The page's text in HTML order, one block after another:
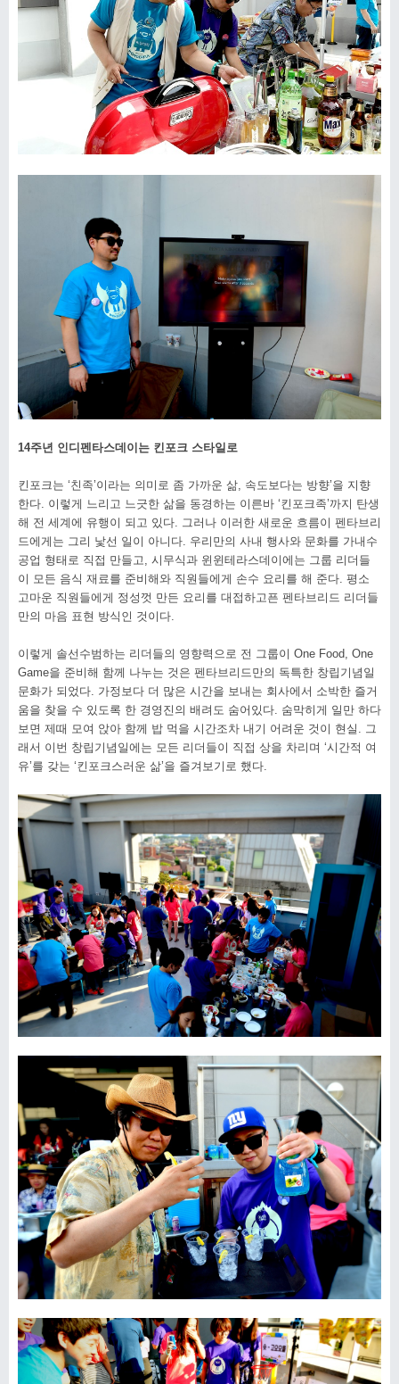
14주년 인디펜타스데이는 킨포크 스타일로
킨포크는 ‘친족’이라는 의미로 좀 가까운 삶, 속도보다는 방향’을 지향
한다. 이렇게 느리고 느긋한 삶을 동경하는 이른바 ‘킨포크족’까지 탄생
해 전 세계에 유행이 되고 있다. 그러나 이러한 새로운 흐름이 펜타브리
드에게는 그리 낯선 일이 아니다. 우리만의 사내 행사와 문화를 가내수
공업 형태로 직접 만들고, 시무식과 윈윈테라스데이에는 그룹 리더들
이 모든 음식 재료를 준비해와 직원들에게 손수 요리를 해 준다. 평소
고마운 직원들에게 정성껏 만든 요리를 대접하고픈 펜타브리드 리더들
만의 마음 표현 방식인 것이다.
이렇게 솔선수범하는 리더들의 영향력으로 전 그룹이 One Food, One
Game을 준비해 함께 나누는 것은 펜타브리드만의 독특한 창립기념일
문화가 되었다. 가정보다 더 많은 시간을 보내는 회사에서 소박한 즐거
움을 찾을 수 있도록 한 경영진의 배려도 숨어있다. 숨막히게 일만 하다
보면 제때 모여 앉아 함께 밥 먹을 시간조차 내기 어려운 것이 현실. 그
래서 이번 창립기념일에는 모든 리더들이 직접 상을 차리며 ‘시간적 여
유’를 갖는 ‘킨포크스러운 삶’을 즐겨보기로 했다.